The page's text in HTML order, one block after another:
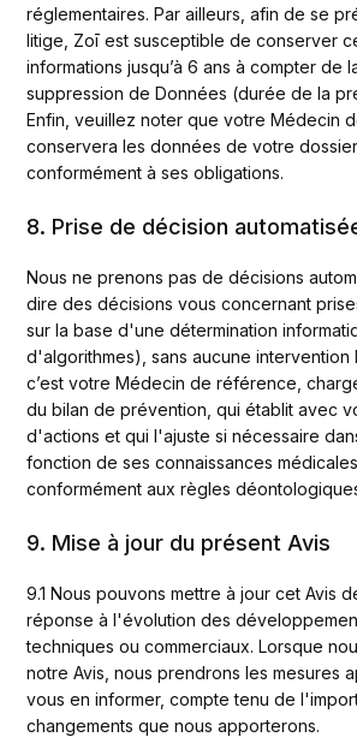
réglementaires. Par ailleurs, afin de se
litige, Zoī est susceptible de conserver
informations jusqu’à 6 ans à compter de
suppression de Données (durée de la
Enfin, veuillez noter que votre Médecin
conservera les données de votre
conformément à ses obligations.
8. Prise de décision
Nous ne prenons pas de décisions
dire des décisions vous concernant
sur la base d'une détermination
d'algorithmes), sans aucune intervention
c’est votre Médecin de référence,
du bilan de prévention, qui établit avec
d'actions et qui l'ajuste si nécessaire
fonction de ses connaissances
conformément aux règles
9. Mise à jour du présent Avis
9.1 Nous pouvons mettre à jour cet Avis
réponse à l'évolution des
techniques ou commerciaux. Lorsque
notre Avis, nous prendrons les mesures
vous en informer, compte tenu de
changements que nous apporterons.